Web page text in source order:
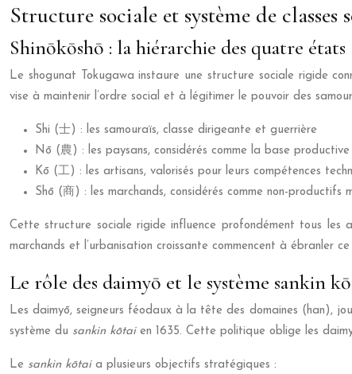
Structure sociale et système de classes
Shinōkōshō : la hiérarchie des quatre états
Le shogunat Tokugawa instaure une structure sociale rigide
vise à maintenir l’ordre social et à légitimer le pouvoir des
Shi (士) : les samouraïs, classe dirigeante et guerrière
Nō (農) : les paysans, considérés comme la base
Kō (工) : les artisans, valorisés pour leurs compétences
Shō (商) : les marchands, considérés comme non-productifs
Cette structure sociale rigide influence profondément tous les
marchands et l’urbanisation croissante commencent à ébranler
Le rôle des daimyō et le système sankin
Les daimyō, seigneurs féodaux à la tête des domaines (han),
système du sankin kōtai en 1635. Cette politique oblige les
Le sankin kōtai a plusieurs objectifs stratégiques :